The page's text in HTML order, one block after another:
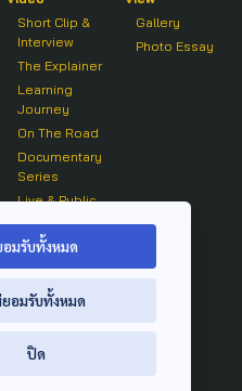
Short Clip &
Interview
The Explainer
Learning
Journey
On The Road
Documentary
Series
Live & Public
On air Clip
Gallery
Photo Essay
อมรับทั้งหมด
ยอมรับทั้งหมด
ปิด